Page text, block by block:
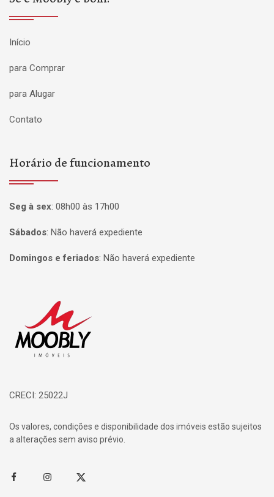
Início
para Comprar
para Alugar
Contato
Horário de funcionamento
Seg à sex: 08h00 às 17h00
Sábados: Não haverá expediente
Domingos e feriados: Não haverá expediente
CRECI: 25022J
Os valores, condições e disponibilidade dos imóveis estão sujeitos
a alterações sem aviso prévio.
FacebookInstagramTwitter